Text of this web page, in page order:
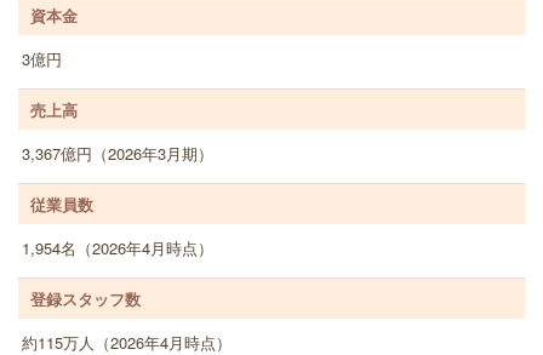
資本金
3億円
売上高
3,367億円（2026年3月期）
従業員数
1,954名（2026年4月時点）
登録スタッフ数
約115万人（2026年4月時点）